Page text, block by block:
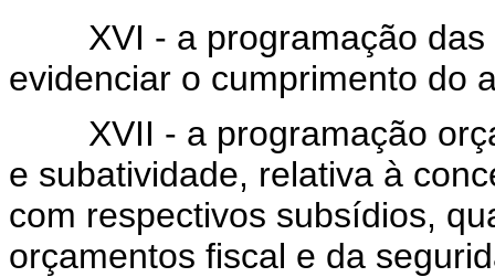
XVI - a programação das
evidenciar o cumprimento do
XVII - a programação
e subatividade, relativa à
com respectivos subsídios,
orçamentos fiscal e da